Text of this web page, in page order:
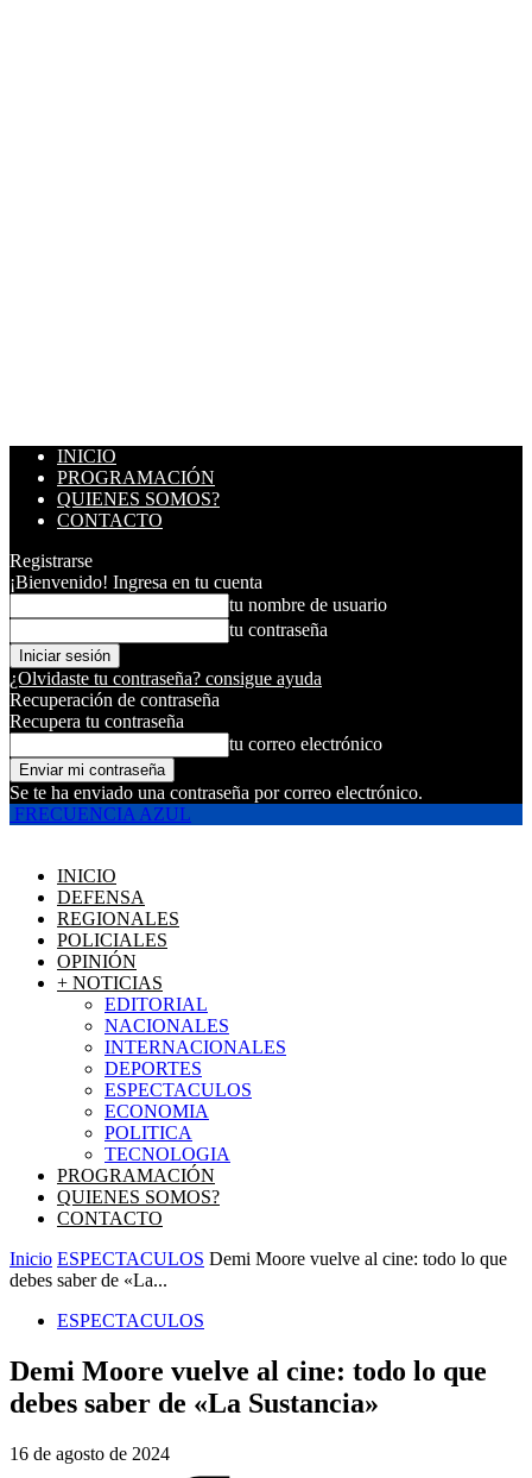
INICIO
PROGRAMACIÓN
QUIENES SOMOS?
CONTACTO
Registrarse
¡Bienvenido! Ingresa en tu cuenta
tu nombre de usuario
tu contraseña
¿Olvidaste tu contraseña? consigue ayuda
Recuperación de contraseña
Recupera tu contraseña
tu correo electrónico
Se te ha enviado una contraseña por correo electrónico.
FRECUENCIA AZUL
INICIO
DEFENSA
REGIONALES
POLICIALES
OPINIÓN
+ NOTICIAS
EDITORIAL
NACIONALES
INTERNACIONALES
DEPORTES
ESPECTACULOS
ECONOMIA
POLITICA
TECNOLOGIA
PROGRAMACIÓN
QUIENES SOMOS?
CONTACTO
Inicio ESPECTACULOS Demi Moore vuelve al cine: todo lo que
debes saber de «La...
ESPECTACULOS
Demi Moore vuelve al cine: todo lo que
debes saber de «La Sustancia»
16 de agosto de 2024